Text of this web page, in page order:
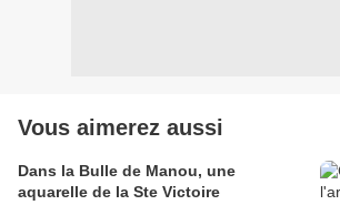
Vous aimerez aussi
Dans la Bulle de Manou, une
aquarelle de la Ste Victoire